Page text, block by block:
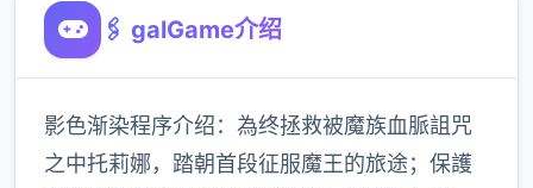
🖇️ galGame介绍
影色渐染程序介绍：為终拯救被魔族血脈詛咒
之中托莉娜，踏朝首段征服魔王的旅途；保護